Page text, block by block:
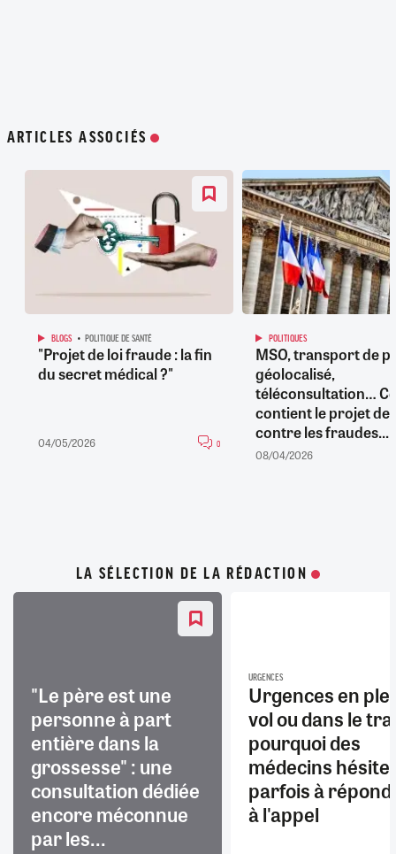
ARTICLES ASSOCIÉS
BLOGS POLITIQUE DE SANTÉ
"Projet de loi fraude : la fin
du secret médical ?"
04/05/2026 0
POLITIQUES
MSO, transport de
géolocalisé,
téléconsultation…
contient le projet de
contre les fraudes...
08/04/2026
LA SÉLECTION DE LA RÉDACTION
"Le père est une
personne à part
entière dans la
grossesse" : une
consultation dédiée
encore méconnue
par les...
URGENCES
Urgences en
vol ou dans le
pourquoi des
médecins
parfois à
à l'appel